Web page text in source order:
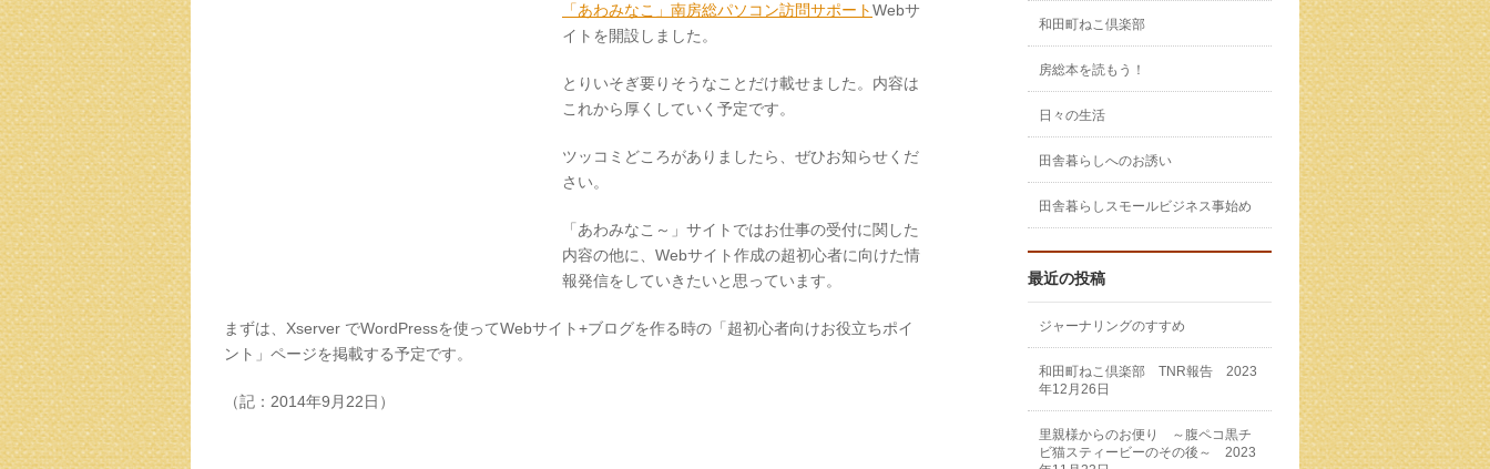
「あわみなこ」南房総パソコン訪問サポートWebサ
イトを開設しました。
とりいそぎ要りそうなことだけ載せました。内容は
これから厚くしていく予定です。
ツッコミどころがありましたら、ぜひお知らせくだ
さい。
「あわみなこ～」サイトではお仕事の受付に関した
内容の他に、Webサイト作成の超初心者に向けた情
報発信をしていきたいと思っています。
まずは、Xserver でWordPressを使ってWebサイト+ブログを作る時の「超初心者向けお役立ちポイ
ント」ページを掲載する予定です。
（記：2014年9月22日）
和田町ねこ倶楽部
房総本を読もう！
日々の生活
田舎暮らしへのお誘い
田舎暮らしスモールビジネス事始め
最近の投稿
ジャーナリングのすすめ
和田町ねこ倶楽部 TNR報告 2023
年12月26日
里親様からのお便り ～腹ペコ黒チ
ビ猫スティービーのその後～ 2023